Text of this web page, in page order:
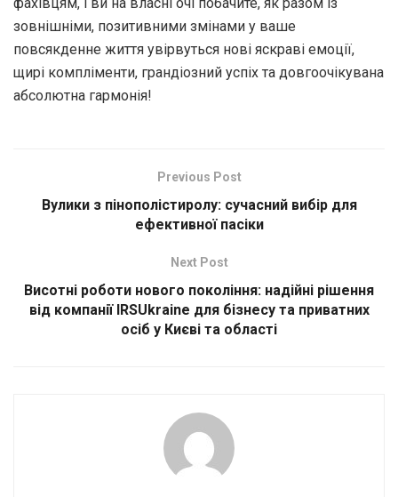
фахівцям, і ви на власні очі побачите, як разом із
зовнішніми, позитивними змінами у ваше
повсякденне життя увірвуться нові яскраві емоції,
щирі компліменти, грандіозний успіх та довгоочікувана
абсолютна гармонія!
Previous Post
Вулики з пінополістиролу: сучасний вибір для
ефективної пасіки
Next Post
Висотні роботи нового покоління: надійні рішення
від компанії IRSUkraine для бізнесу та приватних
осіб у Києві та області